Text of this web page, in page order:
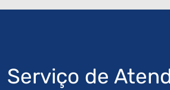
Serviço de